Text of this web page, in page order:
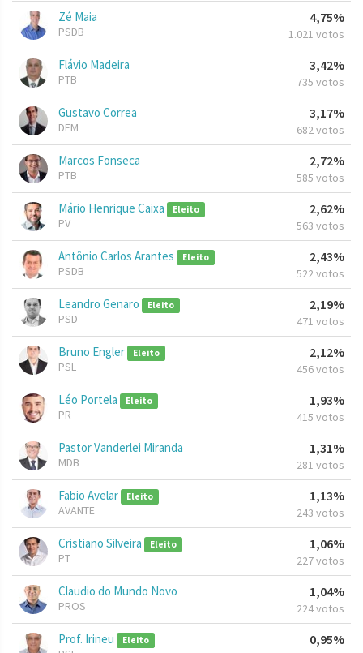
Zé Maia
PSDB
4,75%
1.021 votos
Flávio Madeira
PTB
3,42%
735 votos
Gustavo Correa
DEM
3,17%
682 votos
Marcos Fonseca
PTB
2,72%
585 votos
Mário Henrique Caixa Eleito
PV
2,62%
563 votos
Antônio Carlos Arantes Eleito
PSDB
2,43%
522 votos
Leandro Genaro Eleito
PSD
2,19%
471 votos
Bruno Engler Eleito
PSL
2,12%
456 votos
Léo Portela Eleito
PR
1,93%
415 votos
Pastor Vanderlei Miranda
MDB
1,31%
281 votos
Fabio Avelar Eleito
AVANTE
1,13%
243 votos
Cristiano Silveira Eleito
PT
1,06%
227 votos
Claudio do Mundo Novo
PROS
1,04%
224 votos
Prof. Irineu Eleito 0,95%